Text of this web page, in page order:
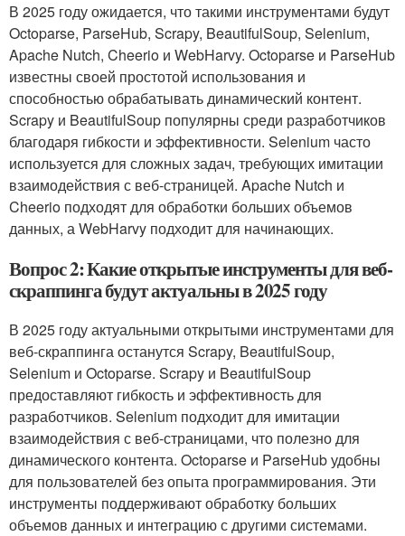
В 2025 году ожидается, что такими инструментами будут
Octoparse, ParseHub, Scrapy, BeautifulSoup, Selenium,
Apache Nutch, Cheerio и WebHarvy. Octoparse и ParseHub
известны своей простотой использования и
способностью обрабатывать динамический контент.
Scrapy и BeautifulSoup популярны среди разработчиков
благодаря гибкости и эффективности. Selenium часто
используется для сложных задач, требующих имитации
взаимодействия с веб-страницей. Apache Nutch и
Cheerio подходят для обработки больших объемов
данных, а WebHarvy подходит для начинающих.
Вопрос 2: Какие открытые инструменты для веб-
скраппинга будут актуальны в 2025 году
В 2025 году актуальными открытыми инструментами для
веб-скраппинга останутся Scrapy, BeautifulSoup,
Selenium и Octoparse. Scrapy и BeautifulSoup
предоставляют гибкость и эффективность для
разработчиков. Selenium подходит для имитации
взаимодействия с веб-страницами, что полезно для
динамического контента. Octoparse и ParseHub удобны
для пользователей без опыта программирования. Эти
инструменты поддерживают обработку больших
объемов данных и интеграцию с другими системами.